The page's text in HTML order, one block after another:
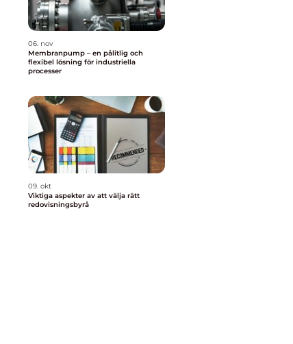
06. nov
Membranpump – en pålitlig och
flexibel lösning för industriella
processer
09. okt
Viktiga aspekter av att välja rätt
redovisningsbyrå